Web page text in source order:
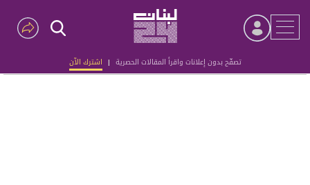
تصفّح بدون إعلانات واقرأ المقالات الحصرية | اشترك الآن
Advertisement